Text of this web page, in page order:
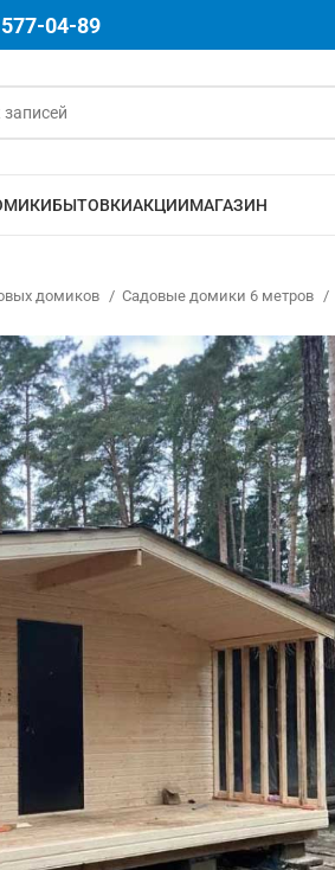
04-89
БЫТОВКИАКЦИИМАГАЗИН
домиков Садовые домики 6 метров